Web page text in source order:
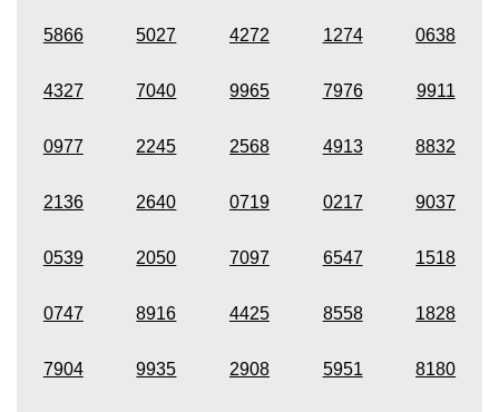
5866 5027 4272 1274 0638
4327 7040 9965 7976 9911
0977 2245 2568 4913 8832
2136 2640 0719 0217 9037
0539 2050 7097 6547 1518
0747 8916 4425 8558 1828
7904 9935 2908 5951 8180